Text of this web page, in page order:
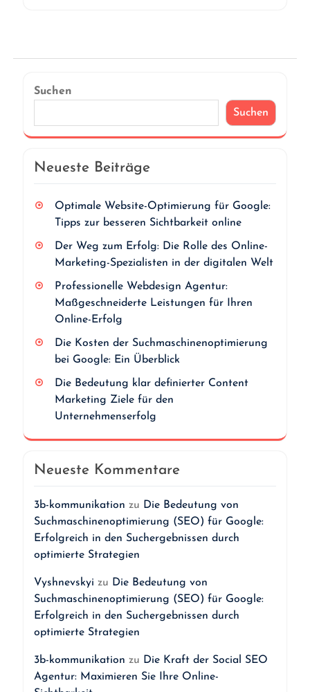
Suchen
Suchen
Neueste Beiträge
Optimale Website-Optimierung für Google:
Tipps zur besseren Sichtbarkeit online
Der Weg zum Erfolg: Die Rolle des Online-
Marketing-Spezialisten in der digitalen Welt
Professionelle Webdesign Agentur:
Maßgeschneiderte Leistungen für Ihren
Online-Erfolg
Die Kosten der Suchmaschinenoptimierung
bei Google: Ein Überblick
Die Bedeutung klar definierter Content
Marketing Ziele für den
Unternehmenserfolg
Neueste Kommentare
3b-kommunikation zu Die Bedeutung von
Suchmaschinenoptimierung (SEO) für Google:
Erfolgreich in den Suchergebnissen durch
optimierte Strategien
Vyshnevskyi zu Die Bedeutung von
Suchmaschinenoptimierung (SEO) für Google:
Erfolgreich in den Suchergebnissen durch
optimierte Strategien
3b-kommunikation zu Die Kraft der Social SEO
Agentur: Maximieren Sie Ihre Online-